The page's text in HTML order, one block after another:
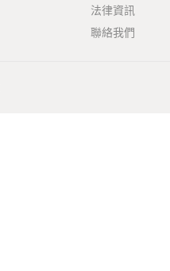
法律資訊
聯絡我們